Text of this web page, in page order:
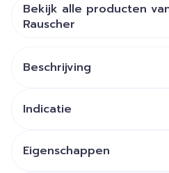
Bekijk alle producten
Rauscher
Beschrijving
Indicatie
lichaamsdelen na letsel en
Eigenschappen